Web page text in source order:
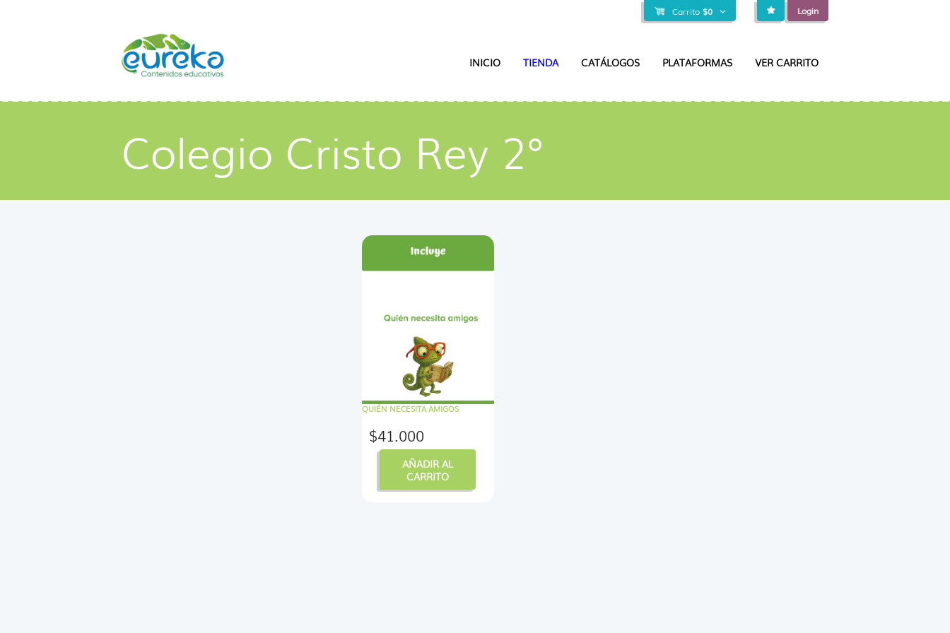
Carrito $0 Login
INICIO TIENDA CATÁLOGOS PLATAFORMAS VER CARRITO
Colegio Cristo Rey 2°
QUIÉN NECESITA AMIGOS
$41.000
AÑADIR AL
CARRITO